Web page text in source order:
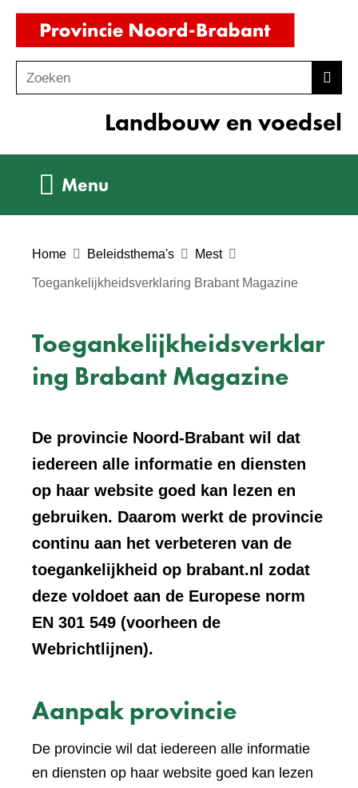
Ga
de
inhoud
o
Zoeken
Landbouw en voedsel
Menu
Home Beleidsthema's Mest
Toegankelijkheidsverklaring Brabant Magazine
Toegankelijkheidsverklar
ing Brabant Magazine
De provincie Noord-Brabant wil dat
iedereen alle informatie en diensten
op haar website goed kan lezen en
gebruiken. Daarom werkt de provincie
continu aan het verbeteren van de
toegankelijkheid op brabant.nl zodat
deze voldoet aan de Europese norm
EN 301 549 (voorheen de
Webrichtlijnen).
Aanpak provincie
De provincie wil dat iedereen alle informatie
en diensten op haar website goed kan lezen